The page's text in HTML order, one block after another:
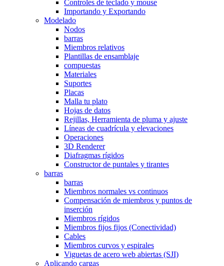
Controles de teclado y mouse
Importando y Exportando
Modelado
Nodos
barras
Miembros relativos
Plantillas de ensamblaje
compuestas
Materiales
Suportes
Placas
Malla tu plato
Hojas de datos
Rejillas, Herramienta de pluma y ajuste
Líneas de cuadrícula y elevaciones
Operaciones
3D Renderer
Diafragmas rígidos
Constructor de puntales y tirantes
barras
barras
Miembros normales vs continuos
Compensación de miembros y puntos de
inserción
Miembros rígidos
Miembros fijos fijos (Conectividad)
Cables
Miembros curvos y espirales
Viguetas de acero web abiertas (SJI)
Aplicando cargas